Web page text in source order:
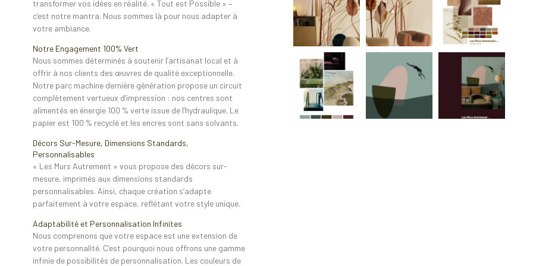
transformer vos idées en réalité. « Tout est Possible » –
c’est notre mantra. Nous sommes là pour nous adapter à
votre ambiance.
Notre Engagement 100% Vert
Nous sommes déterminés à soutenir l’artisanat local et à
offrir à nos clients des œuvres de qualité exceptionnelle.
Notre parc machine dernière génération propose un circuit
complètement vertueux d’impression : nos centres sont
alimentés en énergie 100 % verte issue de l’hydraulique. Le
papier est 100 % recyclé et les encres sont sans solvants.
Décors Sur-Mesure, Dimensions Standards,
Personnalisables
« Les Murs Autrement » vous propose des décors sur-
mesure, imprimés aux dimensions standards
personnalisables. Ainsi, chaque création s’adapte
parfaitement à votre espace, reflétant votre style unique.
Adaptabilité et Personnalisation Infinites
Nous comprenons que votre espace est une extension de
votre personnalité. C’est pourquoi nous offrons une gamme
infinie de possibilités de personnalisation. Les couleurs de